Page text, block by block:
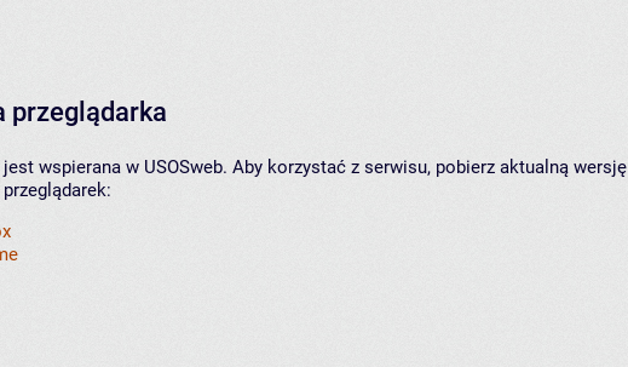
przeglądarka
wspierana w USOSweb. Aby korzystać z serwisu, pobierz aktualną wersję